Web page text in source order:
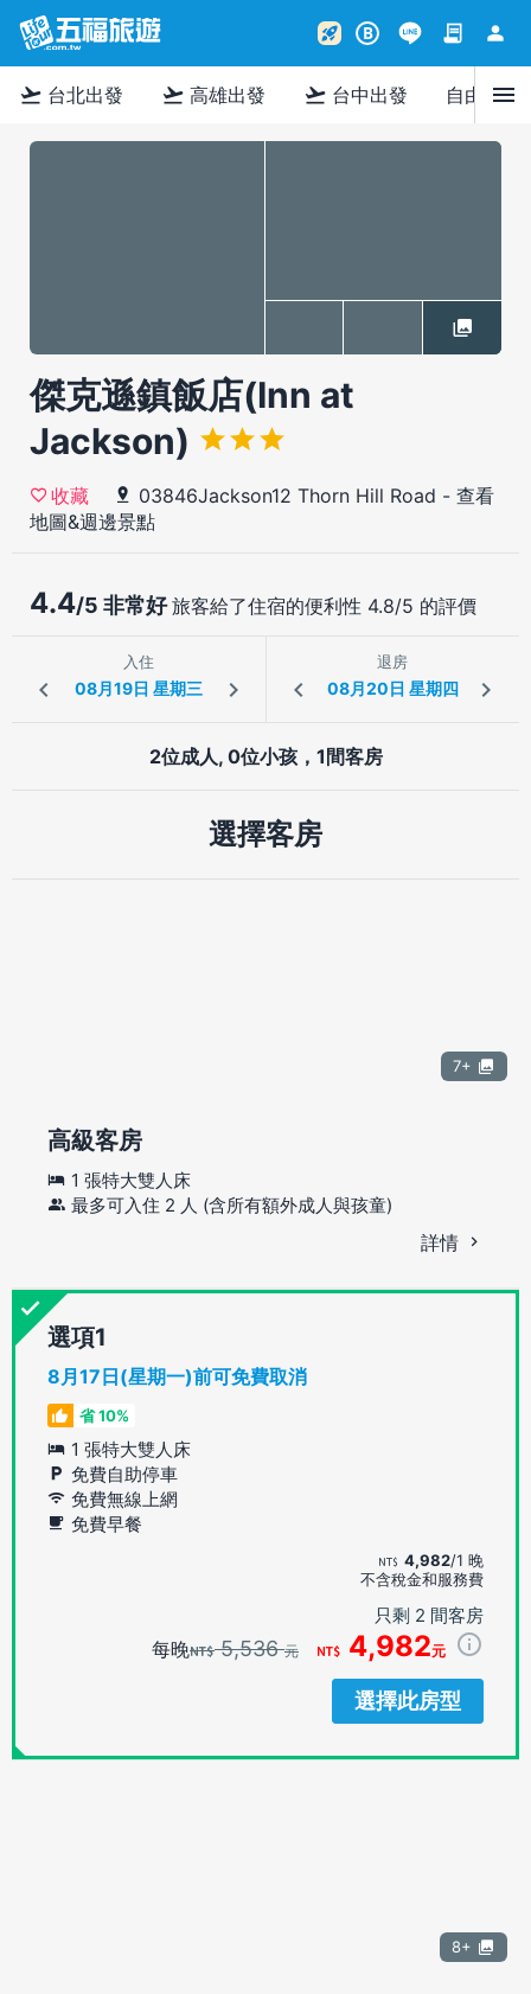
rocket_launch B contract person
flight_takeoff 台北出發 flight_takeoff 高雄出發 flight_takeoff 台中出發 自由行menu
傑克遜鎮飯店(Inn at
Jackson)
收藏 03846Jackson12 Thorn Hill Road - 查看
地圖&週邊景點
4.4/5 非常好旅客給了住宿的便利性 4.8/5 的評價
入住 退房
2位成人, 0位小孩，1間客房
選擇客房
7+
高級客房
1 張特大雙人床
最多可入住 2 人 (含所有額外成人與孩童)
詳情
選項
8月17日(星期一)前可免費取消
省 10%
1 張特大雙人床
免費自助停車
免費無線上網
免費早餐
4,982/1 晚
不含稅金和服務費
只剩 2 間客房
每晚 5,536元 4,982元
選擇此房型
8+